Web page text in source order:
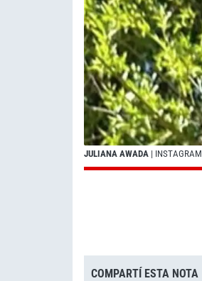
JULIANA AWADA | INSTAGRAM
COMPARTÍ ESTA NOTA